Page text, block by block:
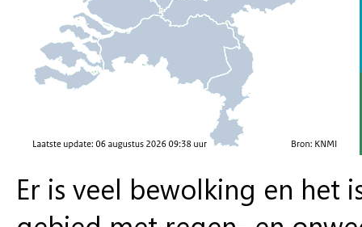
Er is veel bewolking en het